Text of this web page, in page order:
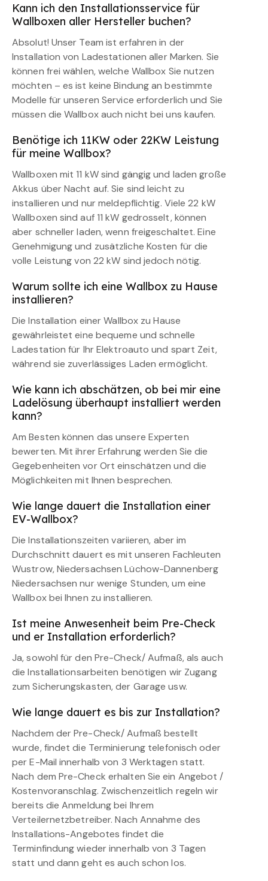
Kann ich den Installationsservice für
Wallboxen aller Hersteller buchen?
Absolut! Unser Team ist erfahren in der
Installation von Ladestationen aller Marken. Sie
können frei wählen, welche Wallbox Sie nutzen
möchten – es ist keine Bindung an bestimmte
Modelle für unseren Service erforderlich und Sie
müssen die Wallbox auch nicht bei uns kaufen.
Benötige ich 11KW oder 22KW Leistung
für meine Wallbox?
Wallboxen mit 11 kW sind gängig und laden große
Akkus über Nacht auf. Sie sind leicht zu
installieren und nur meldepflichtig. Viele 22 kW
Wallboxen sind auf 11 kW gedrosselt, können
aber schneller laden, wenn freigeschaltet. Eine
Genehmigung und zusätzliche Kosten für die
volle Leistung von 22 kW sind jedoch nötig.
Warum sollte ich eine Wallbox zu Hause
installieren?
Die Installation einer Wallbox zu Hause
gewährleistet eine bequeme und schnelle
Ladestation für Ihr Elektroauto und spart Zeit,
während sie zuverlässiges Laden ermöglicht.
Wie kann ich abschätzen, ob bei mir eine
Ladelösung überhaupt installiert werden
kann?
Am Besten können das unsere Experten
bewerten. Mit ihrer Erfahrung werden Sie die
Gegebenheiten vor Ort einschätzen und die
Möglichkeiten mit Ihnen besprechen.
Wie lange dauert die Installation einer
EV-Wallbox?
Die Installationszeiten variieren, aber im
Durchschnitt dauert es mit unseren Fachleuten
Wustrow, Niedersachsen Lüchow-Dannenberg
Niedersachsen nur wenige Stunden, um eine
Wallbox bei Ihnen zu installieren.
Ist meine Anwesenheit beim Pre-Check
und er Installation erforderlich?
Ja, sowohl für den Pre-Check/ Aufmaß, als auch
die Installationsarbeiten benötigen wir Zugang
zum Sicherungskasten, der Garage usw.
Wie lange dauert es bis zur Installation?
Nachdem der Pre-Check/ Aufmaß bestellt
wurde, findet die Terminierung telefonisch oder
per E-Mail innerhalb von 3 Werktagen statt.
Nach dem Pre-Check erhalten Sie ein Angebot /
Kostenvoranschlag. Zwischenzeitlich regeln wir
bereits die Anmeldung bei Ihrem
Verteilernetzbetreiber. Nach Annahme des
Installations-Angebotes findet die
Terminfindung wieder innerhalb von 3 Tagen
statt und dann geht es auch schon los.